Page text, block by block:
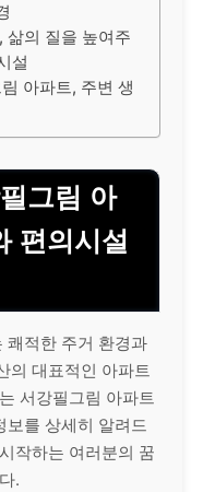
삶의 질을 높여주
설
아파트, 주변 생
그림 아
편의시설
쾌적한 주거 환경과
의 대표적인 아파트
서강필그림 아파트
보를 상세히 알려드
작하는 여러분의 꿈
.